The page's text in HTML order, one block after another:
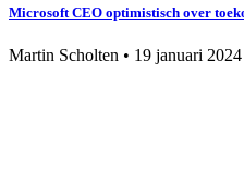
Microsoft CEO optimistisch over
Martin Scholten • 19 januari 2024